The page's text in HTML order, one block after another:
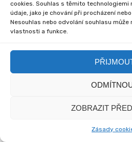
cookies. Souhlas s těmito technologiemi
údaje, jako je chování při procházení
Nesouhlas nebo odvolání souhlasu
vlastnosti a funkce.
ZOBRAZIT
Zásady